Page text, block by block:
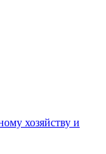
хозяйству и